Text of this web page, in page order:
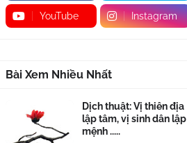
YouTube Instagram
Bài Xem Nhiều Nhất
Dịch thuật: Vị thiên địa
lập tâm, vị sinh dân lập
mệnh .....